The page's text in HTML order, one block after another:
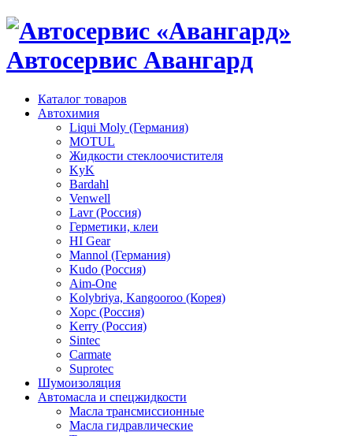
Автосервис Авангард
Каталог товаров
Автохимия
Liqui Moly (Германия)
MOTUL
Жидкости стеклоочистителя
KyK
Bardahl
Venwell
Lavr (Россия)
Герметики, клеи
HI Gear
Mannol (Германия)
Kudo (Россия)
Aim-One
Kolybriya, Kangooroo (Корея)
Хорс (Россия)
Kerry (Россия)
Sintec
Carmate
Suprotec
Шумоизоляция
Автомасла и спецжидкости
Масла трансмиссионные
Масла гидравлические